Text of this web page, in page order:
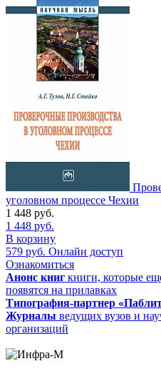
уголовном процессе Чехии
1 448 руб.
1 448 руб.
В корзину
579 руб. Онлайн доступ
Ознакомиться
Анонс книг книги, которые
появятся на прилавках
Типография-партнер
Журналы ведущих вузов и
организаций